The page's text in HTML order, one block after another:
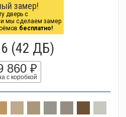
замер!
дверь с
и мы сделаем замер
бесплатно!
(42 ДБ)
860 ₽
с коробкой